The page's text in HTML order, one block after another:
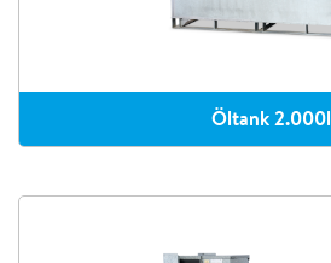
Öltank 2.000l